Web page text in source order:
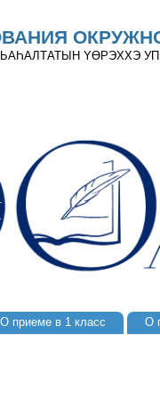
YӨРЭХХЭ
О приеме в 1 класс О